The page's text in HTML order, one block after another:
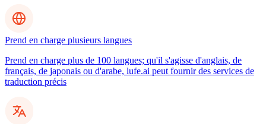
Prend en charge plusieurs langues
Prend en charge plus de 100 langues; qu'il s'agisse d'anglais, de
français, de japonais ou d'arabe, lufe.ai peut fournir des services de
traduction précis